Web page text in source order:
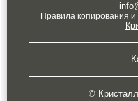
Правила копирования
©